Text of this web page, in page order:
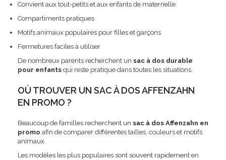
Convient aux tout-petits et aux enfants de maternelle
Compartiments pratiques
Motifs animaux populaires pour filles et garçons
Fermetures faciles à utiliser
De nombreux parents recherchent un sac à dos durable
pour enfants qui reste pratique dans toutes les situations.
OÙ TROUVER UN SAC À DOS AFFENZAHN
EN PROMO ?
Beaucoup de familles recherchent un sac à dos Affenzahn en
promo afin de comparer différentes tailles, couleurs et motifs
animaux.
Les modèles les plus populaires sont souvent rapidement en